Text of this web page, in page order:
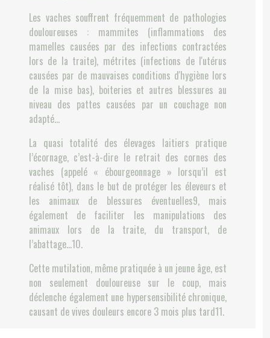
Les vaches souffrent fréquemment de pathologies
douloureuses : mammites (inflammations des
mamelles causées par des infections contractées
lors de la traite), métrites (infections de l'utérus
causées par de mauvaises conditions d'hygiène lors
de la mise bas), boiteries et autres blessures au
niveau des pattes causées par un couchage non
adapté...
La quasi totalité des élevages laitiers pratique
l’écornage, c’est-à-dire le retrait des cornes des
vaches (appelé « ébourgeonnage » lorsqu’il est
réalisé tôt), dans le but de protéger les éleveurs et
les animaux de blessures éventuelles9, mais
également de faciliter les manipulations des
animaux lors de la traite, du transport, de
l’abattage…10.
Cette mutilation, même pratiquée à un jeune âge, est
non seulement douloureuse sur le coup, mais
déclenche également une hypersensibilité chronique,
causant de vives douleurs encore 3 mois plus tard11.